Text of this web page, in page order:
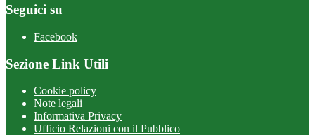
Seguici su
Facebook
Sezione Link Utili
Cookie policy
Note legali
Informativa Privacy
Ufficio Relazioni con il Pubblico